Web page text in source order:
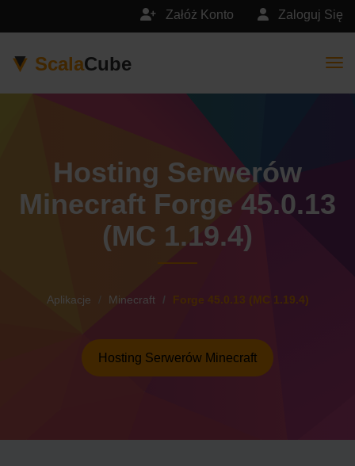
Zaloguj Się
Załóż Konto
ScalaCube
Hosting Serwerów
Minecraft Forge 45.0.13
(MC 1.19.4)
Aplikacje Minecraft Forge 45.0.13 (MC 1.19.4)
Hosting Serwerów Minecraft